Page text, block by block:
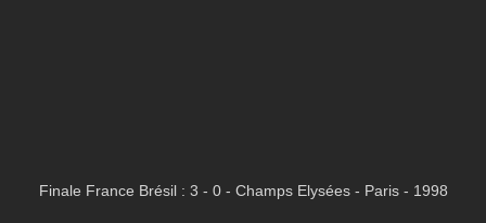
Finale France Brésil : 3 - 0 - Champs Elysées - Paris - 1998